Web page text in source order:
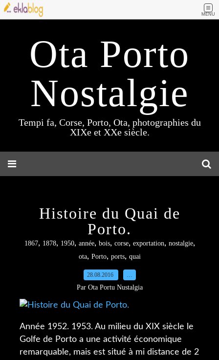
MENU
Ota Porto
Nostalgie
Tempi fa, Corse, Porto, Ota, photographies du
XIXe et XXe siècle.
Histoire du Quai de
Porto.
1867, 1878, 1950, année, bois, corse, exportation, nostalgie,
ota, Porto, ports, quai
28.08.2016 …
Par Ota Portu Nustalgia
Année 1952. 1953. Au milieu du XIX siècle le
Golfe de Porto a une activité économique
remarquable, mais est situé à mi distance de 2